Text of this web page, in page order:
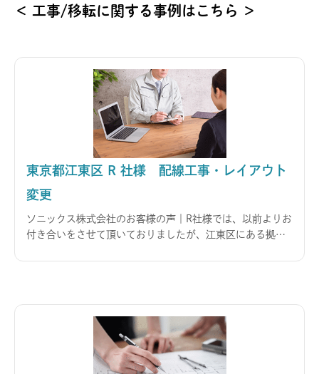
＜ 工事/移転に関する事例はこちら ＞
東京都江東区 R 社様 配線工事・レイアウト
変更
ソニックス株式会社のお客様の声｜R社様では、以前よりお
付き合いをさせて頂いておりましたが、江東区にある拠店